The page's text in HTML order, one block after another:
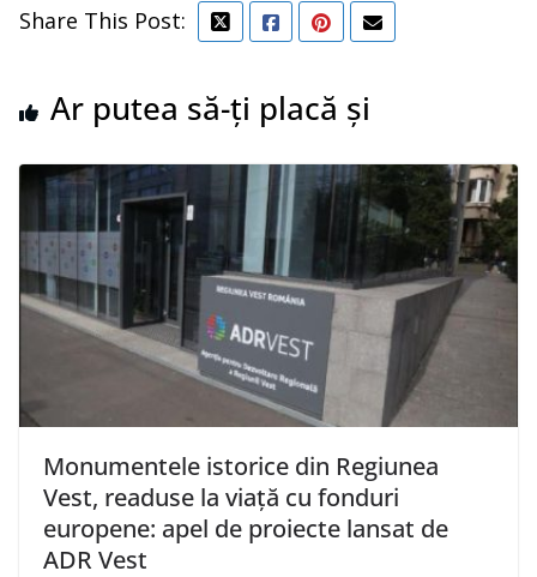
Share This Post:
Ar putea să-ți placă și
Monumentele istorice din Regiunea
Vest, readuse la viață cu fonduri
europene: apel de proiecte lansat de
ADR Vest